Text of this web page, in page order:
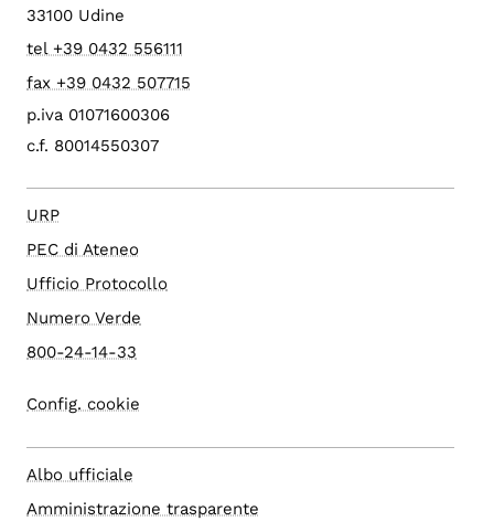
33100 Udine
tel +39 0432 556111
fax +39 0432 507715
p.iva 01071600306
c.f. 80014550307
URP
PEC di Ateneo
Ufficio Protocollo
Numero Verde
800-24-14-33
Config. cookie
Albo ufficiale
Amministrazione trasparente